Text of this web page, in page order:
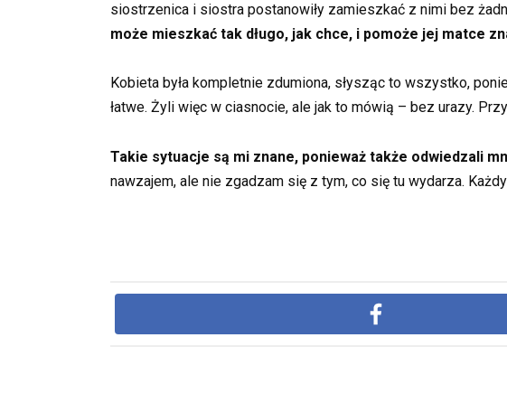
siostrzenica i siostra postanowiły zamieszkać z nimi bez
może mieszkać tak długo, jak chce, i pomoże jej matce
Kobieta była kompletnie zdumiona, słysząc to wszystko,
łatwe. Żyli więc w ciasnocie, ale jak to mówią – bez urazy.
Takie sytuacje są mi znane, ponieważ także odwiedzali
nawzajem, ale nie zgadzam się z tym, co się tu wydarza.